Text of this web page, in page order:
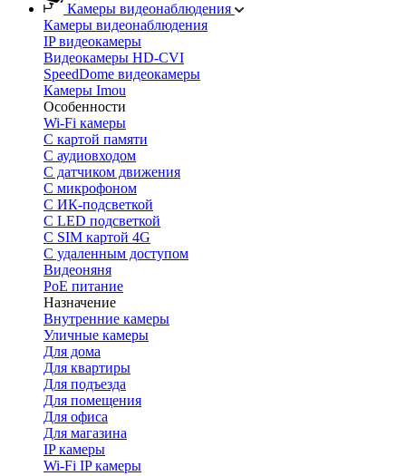
Камеры видеонаблюдения
Камеры видеонаблюдения
IP видеокамеры
Видеокамеры HD-CVI
SpeedDome видеокамеры
Камеры Imou
Особенности
Wi-Fi камеры
С картой памяти
С аудиовходом
С датчиком движения
С микрофоном
С ИК-подсветкой
С LED подсветкой
C SIM картой 4G
C удаленным доступом
Видеоняня
PoE питание
Назначение
Внутренние камеры
Уличные камеры
Для дома
Для квартиры
Для подъезда
Для помещения
Для офиса
Для магазина
IP камеры
Wi-Fi IP камеры